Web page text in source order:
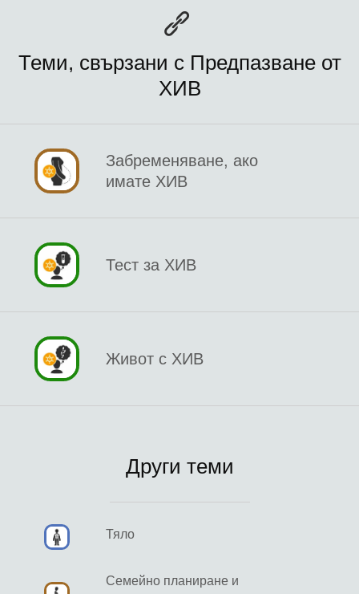
Теми, свързани с Предпазване от
ХИВ
Забременяване, ако
имате ХИВ
Тест за ХИВ
Живот с ХИВ
Други теми
Тяло
Семейно планиране и